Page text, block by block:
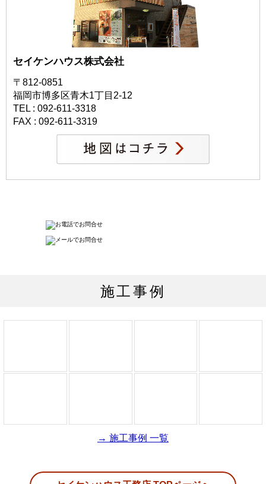
セイケンハウス株式会社
〒812-0851
福岡市博多区青木1丁目2-12
TEL : 092-611-3318
FAX : 092-611-3319
施工事例
→ 施工事例 一覧